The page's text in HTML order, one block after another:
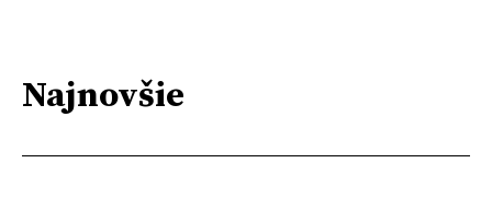
Najnovšie